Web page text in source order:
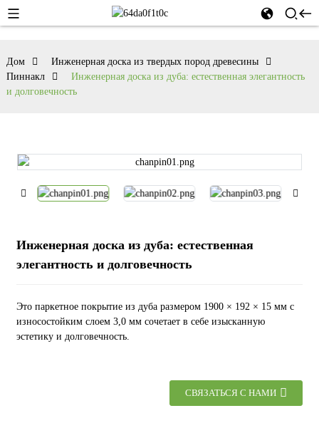
Дом
Инженерная доска из твердых пород древесины
Пиннакл
Инженерная доска из дуба: естественная элегантность
и долговечность
Инженерная доска из дуба: естественная
элегантность и долговечность
Это паркетное покрытие из дуба размером 1900 × 192 × 15 мм с
износостойким слоем 3,0 мм сочетает в себе изысканную
эстетику и долговечность.
СВЯЗАТЬСЯ С НАМИ